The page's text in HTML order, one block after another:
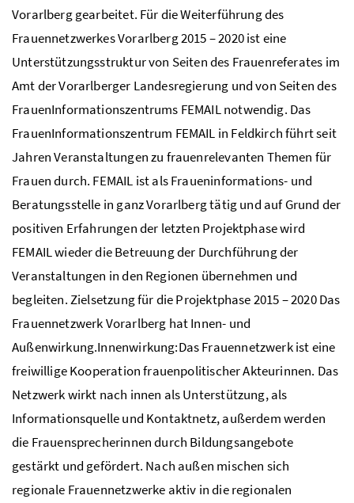
Vorarlberg gearbeitet. Für die Weiterführung des
Frauennetzwerkes Vorarlberg 2015 – 2020 ist eine
Unterstützungsstruktur von Seiten des Frauenreferates im
Amt der Vorarlberger Landesregierung und von Seiten des
FrauenInformationszentrums FEMAIL notwendig. Das
FrauenInformationszentrum FEMAIL in Feldkirch führt seit
Jahren Veranstaltungen zu frauenrelevanten Themen für
Frauen durch. FEMAIL ist als Fraueninformations- und
Beratungsstelle in ganz Vorarlberg tätig und auf Grund der
positiven Erfahrungen der letzten Projektphase wird
FEMAIL wieder die Betreuung der Durchführung der
Veranstaltungen in den Regionen übernehmen und
begleiten. Zielsetzung für die Projektphase 2015 – 2020 Das
Frauennetzwerk Vorarlberg hat Innen- und
Außenwirkung.Innenwirkung:Das Frauennetzwerk ist eine
freiwillige Kooperation frauenpolitischer Akteurinnen. Das
Netzwerk wirkt nach innen als Unterstützung, als
Informationsquelle und Kontaktnetz, außerdem werden
die Frauensprecherinnen durch Bildungsangebote
gestärkt und gefördert. Nach außen mischen sich
regionale Frauennetzwerke aktiv in die regionalen